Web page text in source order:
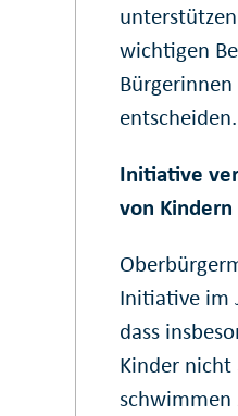
wichtigen
Initiative
von Kindern
Initiative im
dass
Kinder nicht
schwimmen